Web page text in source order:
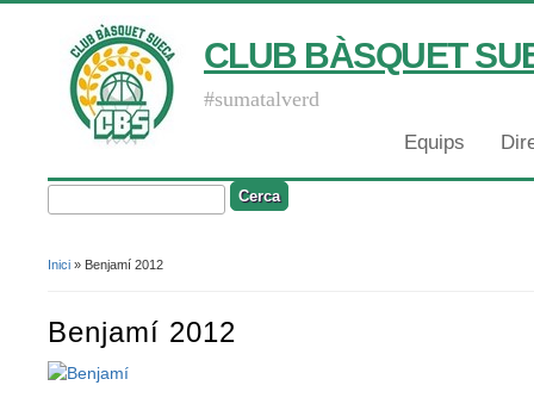
CLUB BÀSQUET
#sumatalverd
Equips
Formulari De Cerca
Cerca
Inici » Benjamí 2012
Benjamí 2012